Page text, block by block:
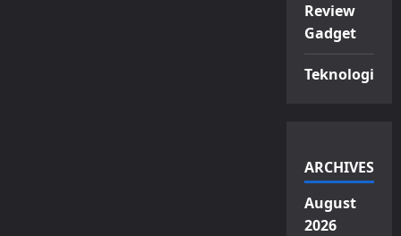
Review
Gadget
Teknologi
ARCHIVES
August
2026